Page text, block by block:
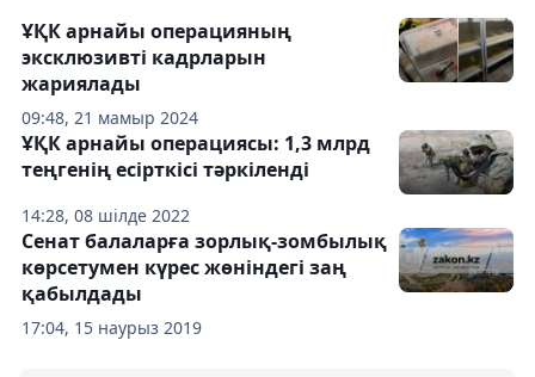
09:48, 21 мамыр 2024
ҰҚК арнайы операцияның
эксклюзивті кадрларын
жариялады
14:28, 08 шілде 2022
ҰҚК арнайы операциясы: 1,3 млрд
теңгенің есірткісі тәркіленді
17:04, 15 наурыз 2019
Сенат балаларға зорлық-зомбылық
көрсетумен күрес жөніндегі заң
қабылдады